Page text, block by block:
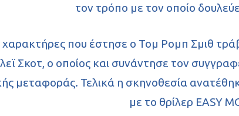
τον τρόπο με τον οποίο
χαρακτήρες που έστησε ο Τομ Ρομπ Σμιθ
Σκοτ, ο οποίος και συνάντησε τον
μεταφοράς. Τελικά η σκηνοθεσία
με το θρίλερ EASY